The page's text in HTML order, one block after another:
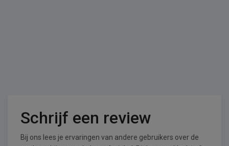
Schrijf een review
Bij ons lees je ervaringen van andere gebruikers over de